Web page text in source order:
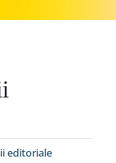
editoriale